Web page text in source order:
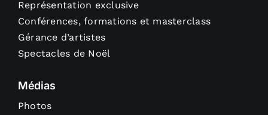
Représentation exclusive
Conférences, formations et masterclass
Gérance d’artistes
Spectacles de Noël
Médias
Photos